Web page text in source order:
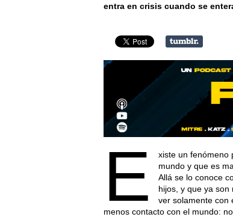
entra en crisis cuando se
E
xiste un fenómeno
mundo y que es
Allá se lo conoce
hijos, y que ya
ver solamente con
menos contacto con el mundo: